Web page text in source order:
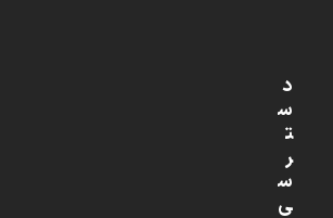
د
س
ت
ر
س
ی